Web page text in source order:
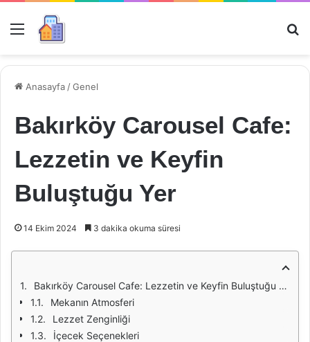
Menü
Anasayfa /Genel
Bakırköy Carousel Cafe:
Lezzetin ve Keyfin
Buluştuğu Yer
14 Ekim 2024 3 dakika okuma süresi
Bakırköy Carousel Cafe: Lezzetin ve Keyfin Buluştuğu Yer
Mekanın Atmosferi
Lezzet Zenginliği
İçecek Seçenekleri